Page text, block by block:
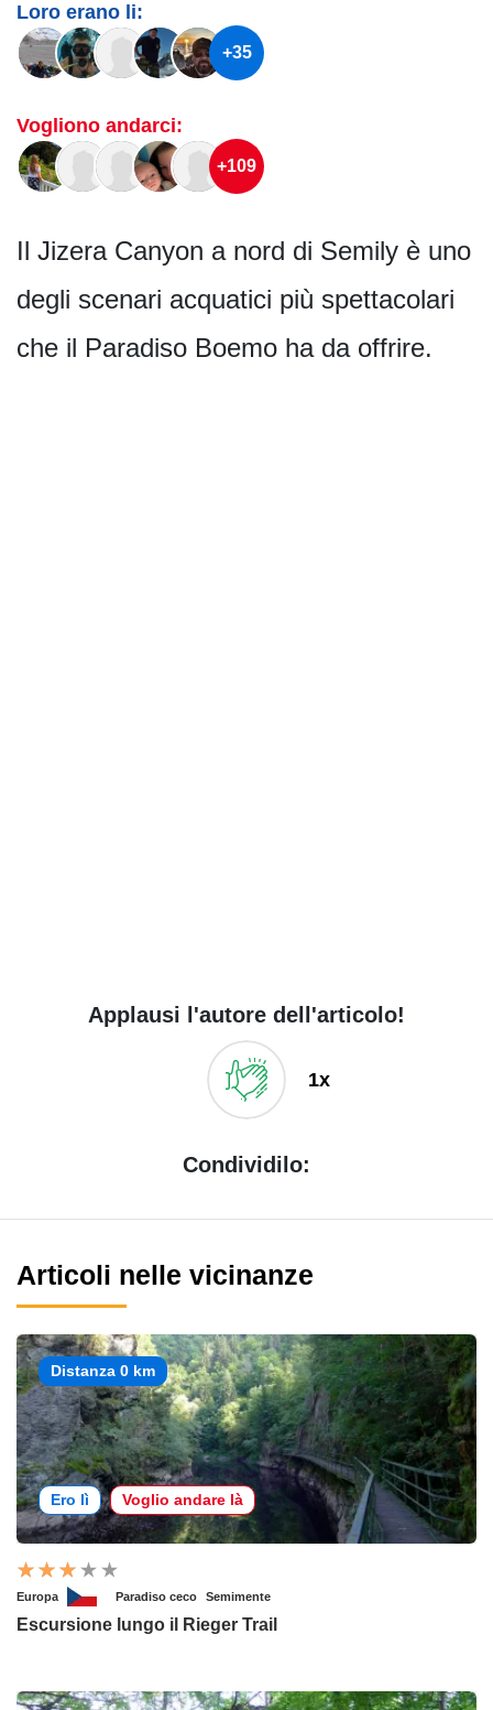
Loro erano li:
+35
Vogliono andarci:
+109
Il Jizera Canyon a nord di Semily è uno
degli scenari acquatici più spettacolari
che il Paradiso Boemo ha da offrire.
Applausi l'autore dell'articolo!
1x
Condividilo:
Articoli nelle vicinanze
Distanza 0 km
Ero lì Voglio andare là
Europa Paradiso ceco Semimente
Escursione lungo il Rieger Trail